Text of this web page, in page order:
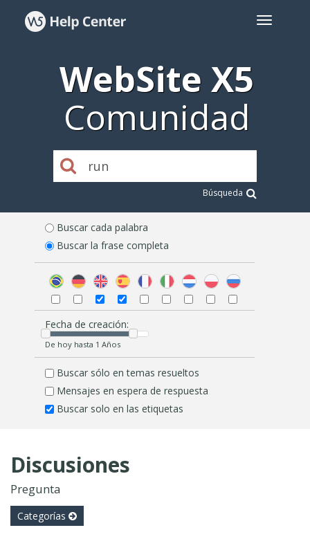
WebSite X5
Comunidad
Búsqueda
Buscar cada palabra
Buscar la frase completa
Fecha de creación:
De hoy hasta 1 Años
Buscar sólo en temas resueltos
Mensajes en espera de respuesta
Buscar solo en las etiquetas
Discusiones
Pregunta
Categorías